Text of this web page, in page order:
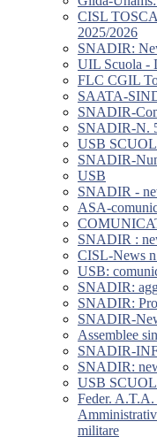
CISL
2025/2026
SNADIR:
UIL Scuola -
FLC CGIL
SAATA-
SNADIR-
SNADIR-N.
USB
SNADIR-
USB
SNADIR -
ASA-
SNADIR :
CISL-News
USB:
SNADIR:
SNADIR:
SNADIR-
Assemblee
SNADIR-
SNADIR:
USB
Feder. A.T.A.
militare